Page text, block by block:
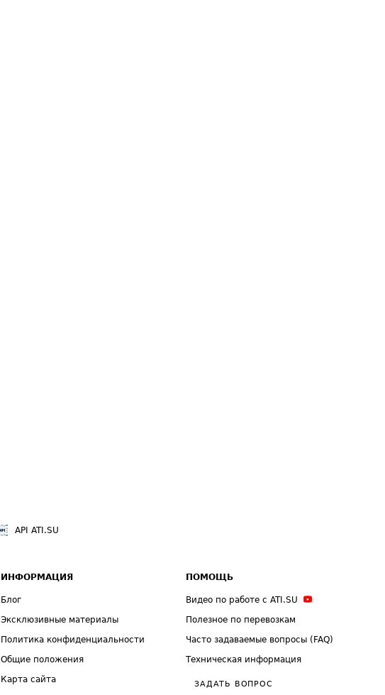
API ATI.SU
ИНФОРМАЦИЯ
Блог
Эксклюзивные материалы
Политика конфиденциальности
Общие положения
Карта сайта
ПОМОЩЬ
Видео по работе с ATI.SU
Полезное по перевозкам
Часто задаваемые вопросы (FAQ)
Техническая информация
ЗАДАТЬ ВОПРОС